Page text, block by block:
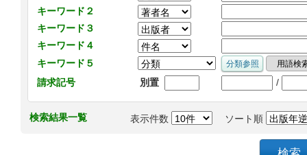
キーワード２
キーワード３
キーワード４
キーワード５
請求記号
別置 /
検索結果一覧 表示件数 ソート順